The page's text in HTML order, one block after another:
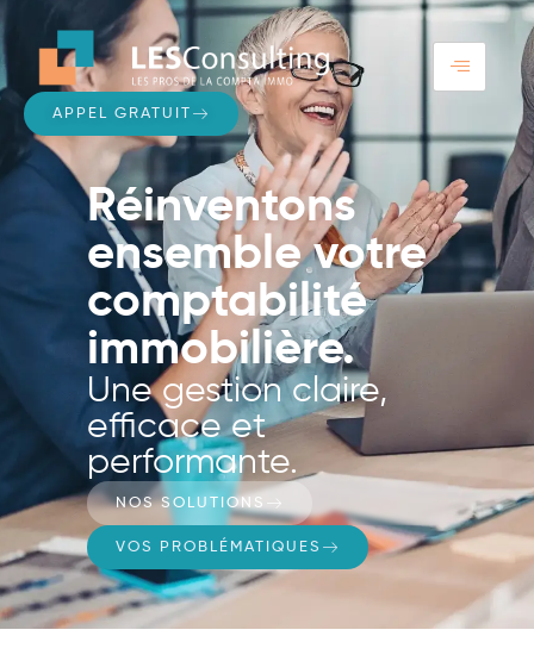
APPEL GRATUIT
Réinventons
ensemble votre
comptabilité
immobilière.
Une gestion claire,
efficace et
performante.
NOS SOLUTIONS
VOS PROBLÉMATIQUES